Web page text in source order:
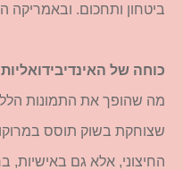
ביטחון ותחכום. ובאמריקה
כוחה של האינדיבידואליות
מה שהופך את התמונות
שצוחקת בשוק תוסס
החיצוני, אלא גם